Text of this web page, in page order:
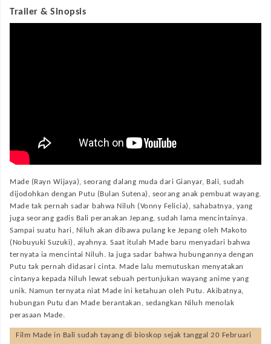
Trailer & Sinopsis
Made (Rayn Wijaya), seorang dalang muda dari Gianyar, Bali, sudah
dijodohkan dengan Putu (Bulan Sutena), seorang anak pembuat wayang.
Made tak pernah sadar bahwa Niluh (Vonny Felicia), sahabatnya, yang
juga seorang gadis Bali peranakan Jepang, sudah lama mencintainya.
Sampai suatu hari, Niluh akan dibawa pulang ke Jepang oleh Makoto
(Nobuyuki Suzuki), ayahnya. Saat itulah Made baru menyadari bahwa
ternyata ia mencintai Niluh. Ia juga sadar bahwa hubungannya dengan
Putu tak pernah didasari cinta. Made lalu memutuskan menyatakan
cintanya kepada Niluh lewat sebuah pertunjukan wayang anime yang
unik. Namun ternyata niat Made ini ketahuan oleh Putu. Akibatnya,
hubungan Putu dan Made berantakan, sedangkan Niluh menolak
perasaan Made.
Film Made in Bali sudah tayang di bioskop sejak tanggal 20 Februari